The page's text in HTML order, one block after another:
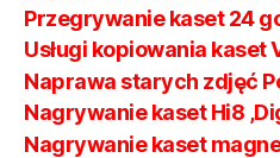
Przegrywanie kaset 24
Usługi kopiowania kaset
Naprawa starych zdjęć
Nagrywanie kaset Hi8
Nagrywanie kaset